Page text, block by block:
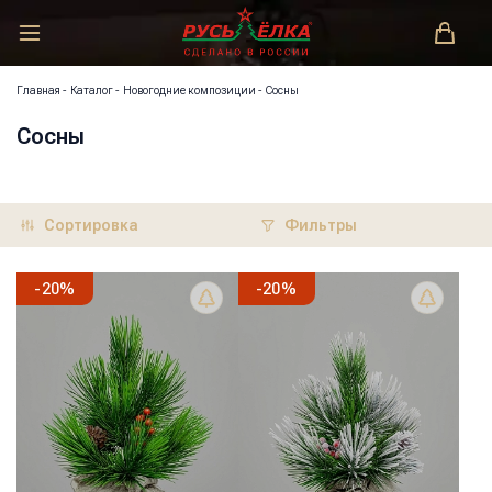
РУСЬ-ЁЛКА – ЗАКОНОДАТЕЛЬ МОДЫ!
Главная - Каталог- Новогодние композиции - Сосны
Сосны
Сортировка Фильтры
-20% -20%